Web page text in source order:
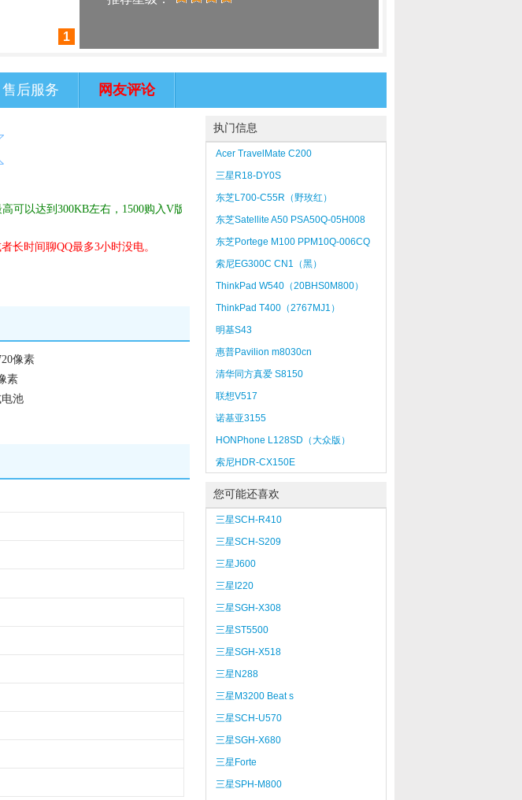
1
售后服务 网友评论
可以达到300KB左右，1500购入V版
长时间聊QQ最多3小时没电。
像素
素
池
执门信息
Acer TravelMate C200
三星R18-DY0S
东芝L700-C55R（野玫红）
东芝Satellite A50 PSA50Q-05H008
东芝Portege M100 PPM10Q-006CQ
索尼EG300C CN1（黑）
ThinkPad W540（20BHS0M800）
ThinkPad T400（2767MJ1）
明基S43
惠普Pavilion m8030cn
清华同方真爱 S8150
联想V517
诺基亚3155
HONPhone L128SD（大众版）
索尼HDR-CX150E
您可能还喜欢
三星SCH-R410
三星SCH-S209
三星J600
三星I220
三星SGH-X308
三星ST5500
三星SGH-X518
三星N288
三星M3200 Beat s
三星SCH-U570
三星SGH-X680
三星Forte
三星SPH-M800